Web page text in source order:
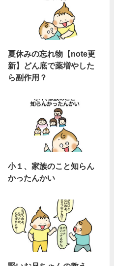
夏休みの忘れ物【note更
新】どん底で薬増やした
ら副作用？
小１、家族のこと知らん
かったんかい